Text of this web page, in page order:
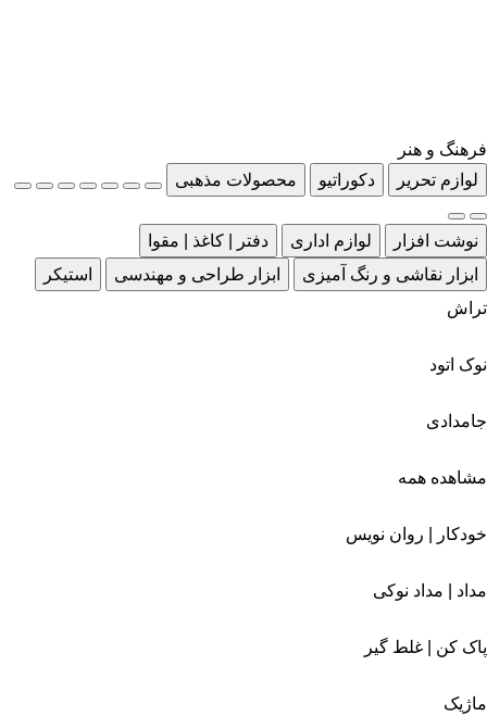
فرهنگ و هنر
لوازم تحریر
دکوراتیو محصولات مذهبی
نوشت افزار لوازم اداری
دفتر | کاغذ | مقوا
ابزار نقاشی و رنگ آمیزی
ابزار طراحی و مهندسی
استیکر
تراش
نوک اتود
جامدادی
مشاهده همه
خودکار | روان نویس
مداد | مداد نوکی
پاک کن | غلط گیر
ماژیک